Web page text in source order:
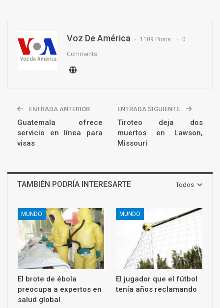
Voz De América 1109 Posts 0
Comments
ENTRADA ANTERIOR
Guatemala ofrece
servicio en línea para
visas
ENTRADA SIGUIENTE
Tiroteo deja dos
muertos en Lawson,
Missouri
Todos
TAMBIÉN PODRÍA INTERESARTE
MUNDO
El brote de ébola
preocupa a expertos en
salud global
MUNDO
El jugador que el fútbol
tenía años reclamando